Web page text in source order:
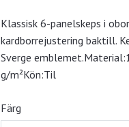
Klassisk 6-panelskeps i
kardborrejustering baktill.
Sverge
g/m²Kön:Til
Färg